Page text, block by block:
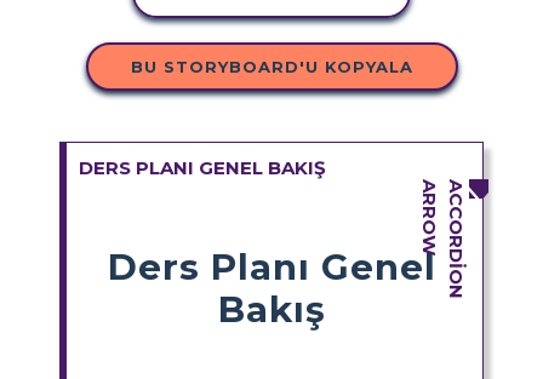
BU STORYBOARD'U KOPYALA
DERS PLANI GENEL BAKIŞ
Ders Planı Genel
Bakış